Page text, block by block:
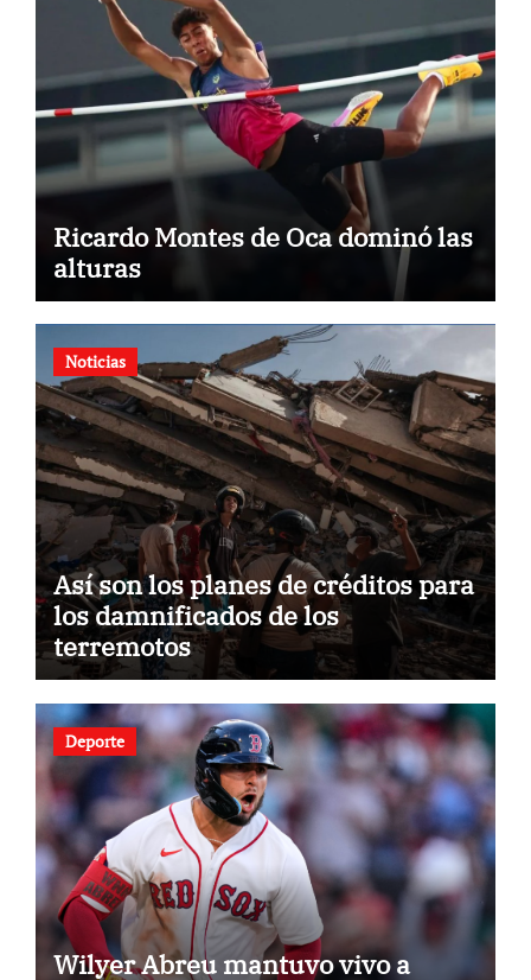
Ricardo Montes de Oca dominó las
alturas
Noticias
Así son los planes de créditos para
los damnificados de los
terremotos
Deporte
Wilyer Abreu mantuvo vivo a